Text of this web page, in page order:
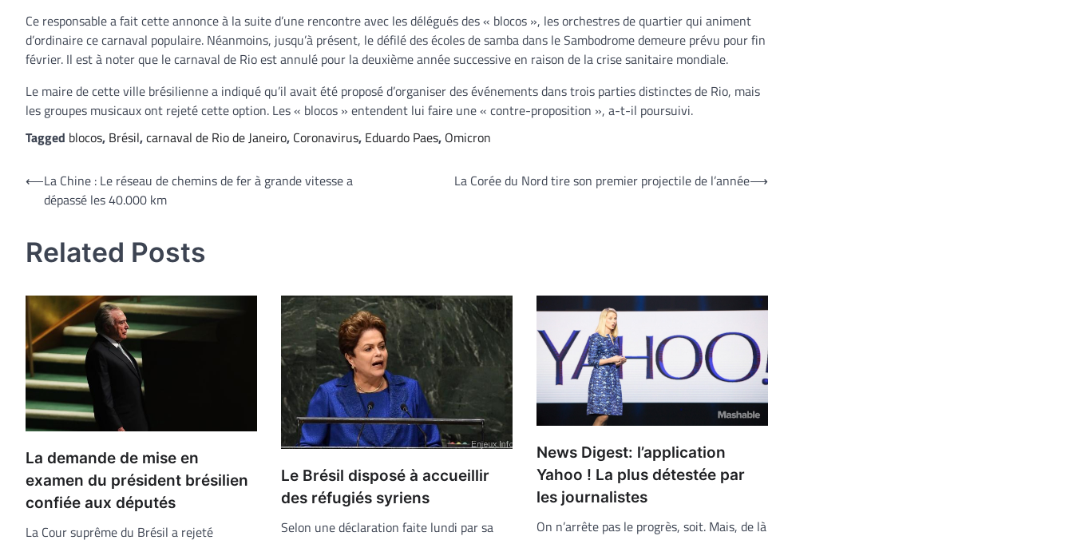
Ce responsable a fait cette annonce à la suite d’une rencontre avec les délégués des « blocos », les orchestres de quartier qui animent
d’ordinaire ce carnaval populaire. Néanmoins, jusqu’à présent, le défilé des écoles de samba dans le Sambodrome demeure prévu pour fin
février. Il est à noter que le carnaval de Rio est annulé pour la deuxième année successive en raison de la crise sanitaire mondiale.
Le maire de cette ville brésilienne a indiqué qu’il avait été proposé d’organiser des événements dans trois parties distinctes de Rio, mais
les groupes musicaux ont rejeté cette option. Les « blocos » entendent lui faire une « contre-proposition », a-t-il poursuivi.
Tagged blocos, Brésil,carnaval de Rio de Janeiro, Coronavirus, Eduardo Paes, Omicron
Navigation
⟵La Chine : Le réseau de chemins de fer à grande vitesse a
dépassé les 40.000 km
La Corée du Nord tire son premier projectile de l’année⟶
Related Posts
La demande de mise en
examen du président brésilien
confiée aux députés
La Cour suprême du Brésil a rejeté
Le Brésil disposé à accueillir
des réfugiés syriens
Selon une déclaration faite lundi par sa
News Digest: l’application
Yahoo ! La plus détestée par
les journalistes
On n’arrête pas le progrès, soit. Mais, de là